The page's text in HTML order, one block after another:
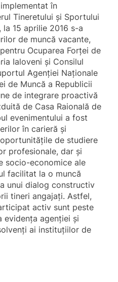
în
Tineretului şi Sportului
15 aprilie 2016 s-a
de muncă vacante,
Ocuparea Forţei de
Ialoveni şi Consilul
Agenţiei Naţionale
de Muncă a Republicii
de integrare proactivă
de Casa Raională de
evenimentului a fost
în carieră şi
de studiere
profesionale, dar şi
socio-economice ale
facilitat la o muncă
unui dialog constructiv
tineri angajaţi. Astfel,
activ sunt peste
evidenţa agenţiei şi
ai instituţiilor de